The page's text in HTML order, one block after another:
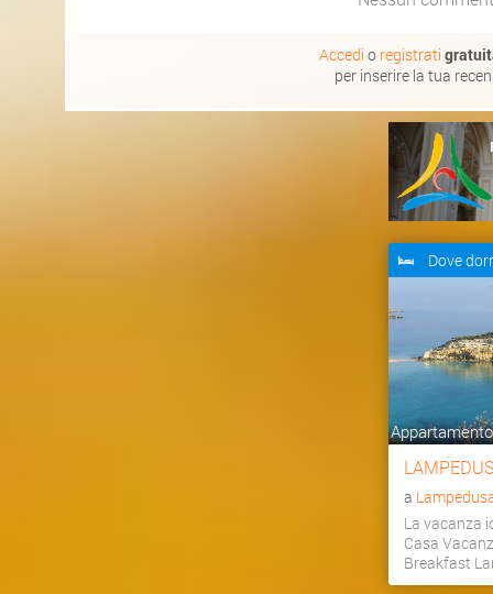
Accedi o registrati
per inserire la tua
Dove
a
La vacanza
Casa
Breakfast